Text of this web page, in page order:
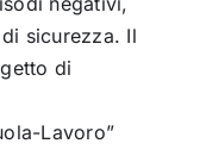
sicurezza. Il
di
Lavoro”